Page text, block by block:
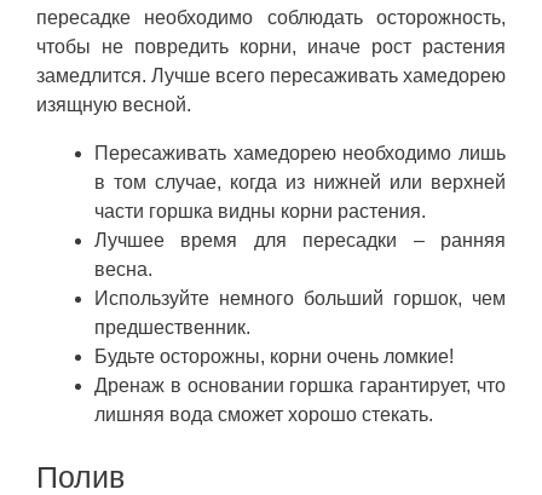
пересадке необходимо соблюдать осторожность,
чтобы не повредить корни, иначе рост растения
замедлится. Лучше всего пересаживать хамедорею
изящную весной.
Пересаживать хамедорею необходимо лишь
в том случае, когда из нижней или верхней
части горшка видны корни растения.
Лучшее время для пересадки – ранняя
весна.
Используйте немного больший горшок, чем
предшественник.
Будьте осторожны, корни очень ломкие!
Дренаж в основании горшка гарантирует, что
лишняя вода сможет хорошо стекать.
Полив